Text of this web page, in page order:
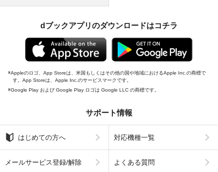
dブックアプリのダウンロードはコチラ
Appleのロゴ、App Storeは、米国もしくはその他の国や地域におけるApple Inc.の商標で
す。App Storeは、Apple Inc.のサービスマークです。
Google Play および Google Play ロゴは Google LLC の商標です。
サポート情報
はじめての方へ 対応機種一覧
メールサービス登録/解除 よくある質問